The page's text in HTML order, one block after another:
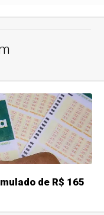
de R$ 165